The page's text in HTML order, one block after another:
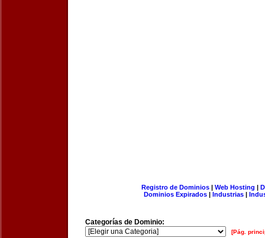
Registro de Dominios| Web Hosting |
Dominios Expirados | Industrias |
Categorías de Dominio:
[Pág.